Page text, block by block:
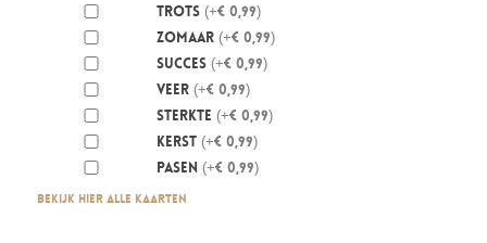
Trots (+€ 0,99)
Zomaar (+€ 0,99)
Succes (+€ 0,99)
Veer (+€ 0,99)
Sterkte (+€ 0,99)
Kerst (+€ 0,99)
Pasen (+€ 0,99)
Bekijk hier alle kaarten